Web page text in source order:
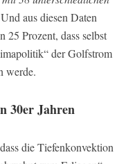
Und aus diesen Daten
25 Prozent, dass selbst
der Golfstrom
werde.
30er Jahren
die Tiefenkonvektion